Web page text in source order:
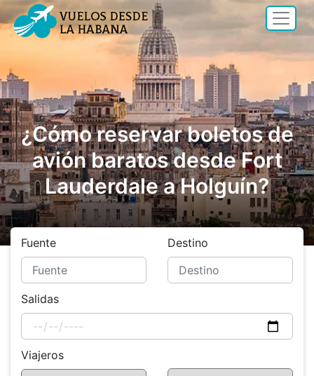
¿Cómo reservar boletos de
avión baratos desde Fort
Lauderdale a Holguín?
Fuente Destino
Salidas
Viajeros